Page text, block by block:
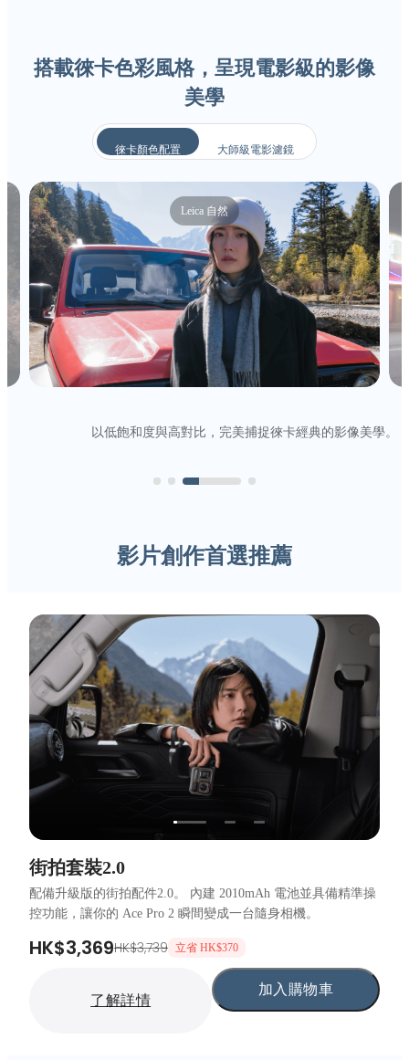
搭載徠卡色彩風格，呈現電影級的影像
美學
徠卡顏色配置 大師級電影濾鏡
Leica 自然
以低飽和度與高對比，完美捕捉徠卡經典的影像美學。
影片創作首選推薦
街拍套裝2.0
配備升級版的街拍配件2.0。 內建 2010mAh 電池並具備精準操
控功能，讓你的 Ace Pro 2 瞬間變成一台隨身相機。
HK$3,369 立省 HK$370
HK$3,739
了解詳情
加入購物車